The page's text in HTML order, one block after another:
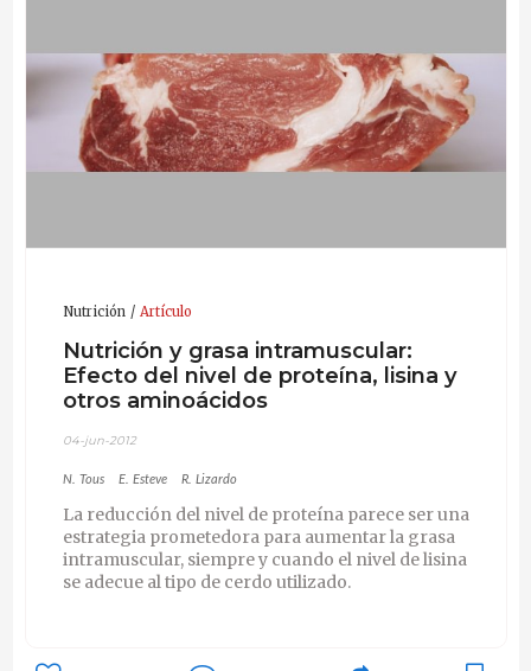
modelización del crecimiento“.
Nutrición Artículo
Nutrición y grasa intramuscular:
Efecto del nivel de proteína, lisina y
otros aminoácidos
04-jun-2012
N. Tous E. Esteve R. Lizardo
La reducción del nivel de proteína parece ser una
estrategia prometedora para aumentar la grasa
intramuscular, siempre y cuando el nivel de lisina
se adecue al tipo de cerdo utilizado.